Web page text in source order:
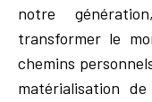
notre
transformer le
chemins
matérialisation